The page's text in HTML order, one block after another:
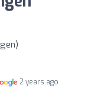
2 years ago